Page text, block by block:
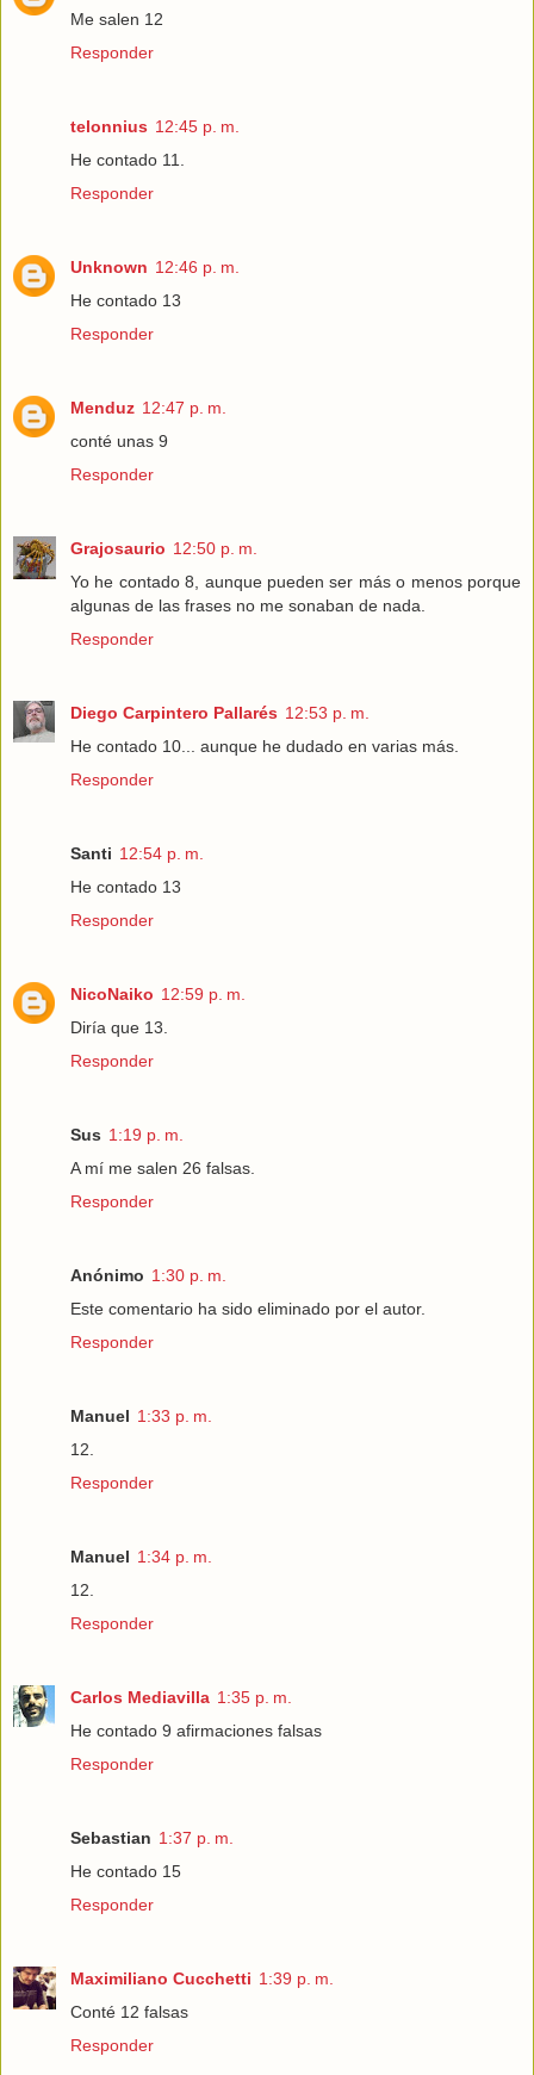
Me salen 12
Responder
telonnius 12:45 p. m.
He contado 11.
Responder
Unknown 12:46 p. m.
He contado 13
Responder
Menduz 12:47 p. m.
conté unas 9
Responder
Grajosaurio 12:50 p. m.
Yo he contado 8, aunque pueden ser más o menos porque
algunas de las frases no me sonaban de nada.
Responder
Diego Carpintero Pallarés 12:53 p. m.
He contado 10... aunque he dudado en varias más.
Responder
Santi 12:54 p. m.
He contado 13
Responder
NicoNaiko 12:59 p. m.
Diría que 13.
Responder
Sus 1:19 p. m.
A mí me salen 26 falsas.
Responder
Anónimo 1:30 p. m.
Este comentario ha sido eliminado por el autor.
Responder
Manuel 1:33 p. m.
12.
Responder
Manuel 1:34 p. m.
12.
Responder
Carlos Mediavilla 1:35 p. m.
He contado 9 afirmaciones falsas
Responder
Sebastian 1:37 p. m.
He contado 15
Responder
Maximiliano Cucchetti 1:39 p. m.
Conté 12 falsas
Responder